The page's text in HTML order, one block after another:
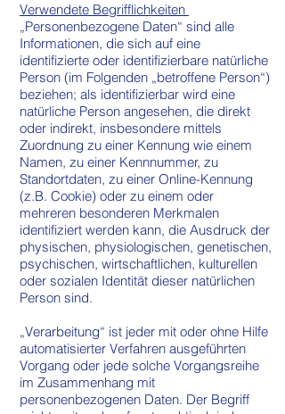
Verwendete Begrifflichkeiten
„Personenbezogene Daten“ sind alle
Informationen, die sich auf eine
identifizierte oder identifizierbare natürliche
Person (im Folgenden „betroffene Person“)
beziehen; als identifizierbar wird eine
natürliche Person angesehen, die direkt
oder indirekt, insbesondere mittels
Zuordnung zu einer Kennung wie einem
Namen, zu einer Kennnummer, zu
Standortdaten, zu einer Online-Kennung
(z.B. Cookie) oder zu einem oder
mehreren besonderen Merkmalen
identifiziert werden kann, die Ausdruck der
physischen, physiologischen, genetischen,
psychischen, wirtschaftlichen, kulturellen
oder sozialen Identität dieser natürlichen
Person sind.
„Verarbeitung“ ist jeder mit oder ohne Hilfe
automatisierter Verfahren ausgeführten
Vorgang oder jede solche Vorgangsreihe
im Zusammenhang mit
personenbezogenen Daten. Der Begriff